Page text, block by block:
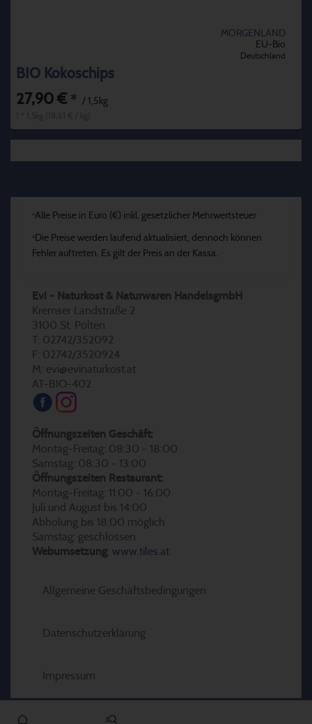
MORGENLAND
EU-Bio
Deutschland
BIO Kokoschips
27,90 € * / 1,5kg
* Alle Preise in Euro (€) inkl. gesetzlicher Mehrwertsteuer
* Die Preise werden laufend aktualisiert, dennoch können
Fehler auftreten. Es gilt der Preis an der Kassa.
Evi - Naturkost & Naturwaren HandelsgmbH
Kremser Landstraße 2
3100 St. Pölten
T: 02742/352092
F: 02742/3520924
M: evi@evinaturkost.at
AT-BIO-402
Öffnungszeiten Geschäft:
Montag-Freitag: 08:30 - 18:00
Samstag: 08:30 - 13:00
Öffnungszeiten Restaurant:
Montag-Freitag: 11:00 - 16:00
Juli und August bis 14:00
Abholung bis 18:00 möglich
Samstag: geschlossen
Webumsetzung: www.tiles.at
Allgemeine Geschäftsbedingungen
Datenschutzerklärung
Impressum